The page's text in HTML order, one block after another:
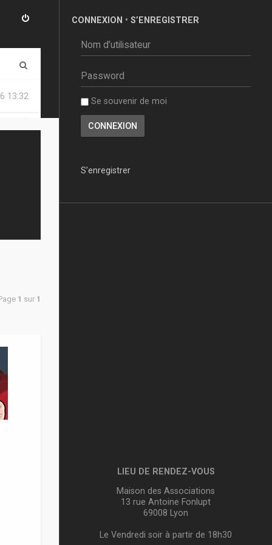
c
13:32
1 sur 1
CONNEXION • S’ENREGISTRER
Se souvenir de moi
S’enregistrer
LIEU DE RENDEZ-VOUS
Maison des Associations
13 rue Antoine Fonlupt
69008 Lyon
Le Vendredi soir à partir de 18h30